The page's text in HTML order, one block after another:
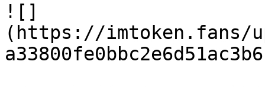
![]
(https://imtoken.fans/